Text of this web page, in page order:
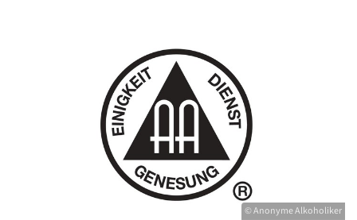
© Anonyme Alkoholiker